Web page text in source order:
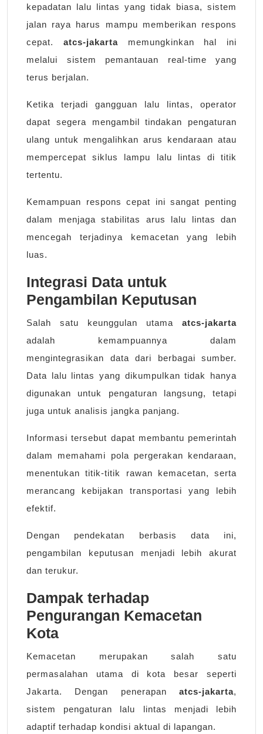
kepadatan lalu lintas yang tidak biasa, sistem
jalan raya harus mampu memberikan respons
cepat. atcs-jakartamemungkinkan hal ini
melalui sistem pemantauan real-time yang
terus berjalan.
Ketika terjadi gangguan lalu lintas, operator
dapat segera mengambil tindakan pengaturan
ulang untuk mengalihkan arus kendaraan atau
mempercepat siklus lampu lalu lintas di titik
tertentu.
Kemampuan respons cepat ini sangat penting
dalam menjaga stabilitas arus lalu lintas dan
mencegah terjadinya kemacetan yang lebih
luas.
Integrasi Data untuk
Pengambilan Keputusan
Salah satu keunggulan utama atcs-jakarta
adalah kemampuannya dalam
mengintegrasikan data dari berbagai sumber.
Data lalu lintas yang dikumpulkan tidak hanya
digunakan untuk pengaturan langsung, tetapi
juga untuk analisis jangka panjang.
Informasi tersebut dapat membantu pemerintah
dalam memahami pola pergerakan kendaraan,
menentukan titik-titik rawan kemacetan, serta
merancang kebijakan transportasi yang lebih
efektif.
Dengan pendekatan berbasis data ini,
pengambilan keputusan menjadi lebih akurat
dan terukur.
Dampak terhadap
Pengurangan Kemacetan
Kota
Kemacetan merupakan salah satu
permasalahan utama di kota besar seperti
Jakarta. Dengan penerapan atcs-jakarta,
sistem pengaturan lalu lintas menjadi lebih
adaptif terhadap kondisi aktual di lapangan.